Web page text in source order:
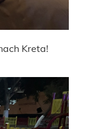
Kreta!